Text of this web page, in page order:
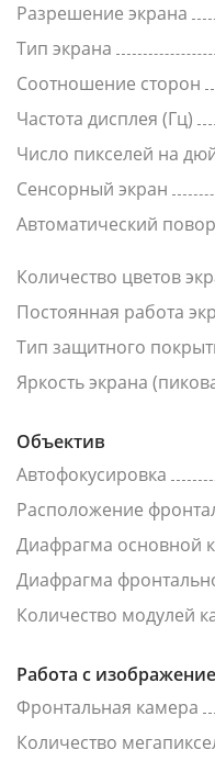
Разрешение экрана
Тип экрана
Соотношение сторон
Частота дисплея (Гц)
Число пикселей на
Сенсорный экран
Автоматический
Количество цветов
Постоянная работа
Тип защитного
Яркость экрана
Объектив
Автофокусировка
Расположение
Диафрагма основной
Диафрагма
Количество модулей
Работа с
Фронтальная камера
Количество